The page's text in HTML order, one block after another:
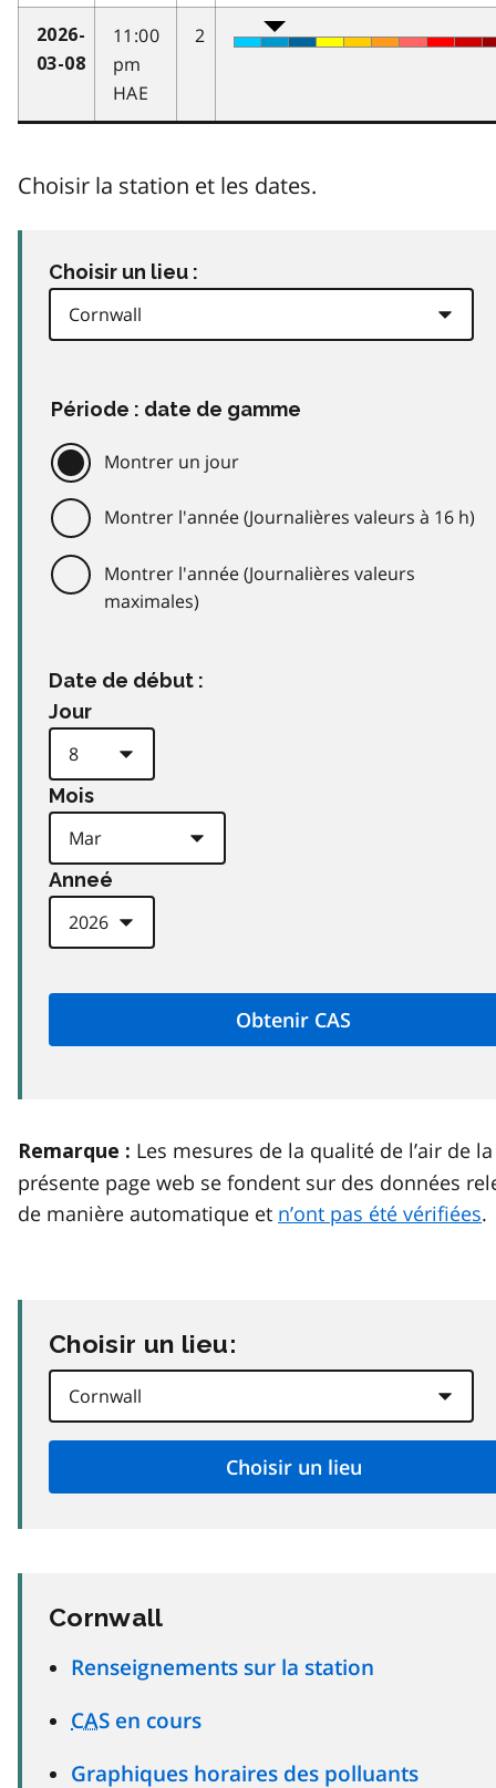
2026-
03-08
11:00
pm
HAE
2
Choisir la station et les dates.
Choisir un lieu :
Période : date de gamme
Montrer un jour
Montrer l'année (Journalières valeurs à 16 h)
Montrer l'année (Journalières valeurs
maximales)
Date de début :
Jour
Mois
Anneé
Remarque : Les mesures de la qualité de l’air de la
présente page web se fondent sur des données
de manière automatique et n’ont pas été vérifiées.
Choisir un lieu:
Cornwall
Renseignements sur la station
CAS en cours
Graphiques horaires des polluants